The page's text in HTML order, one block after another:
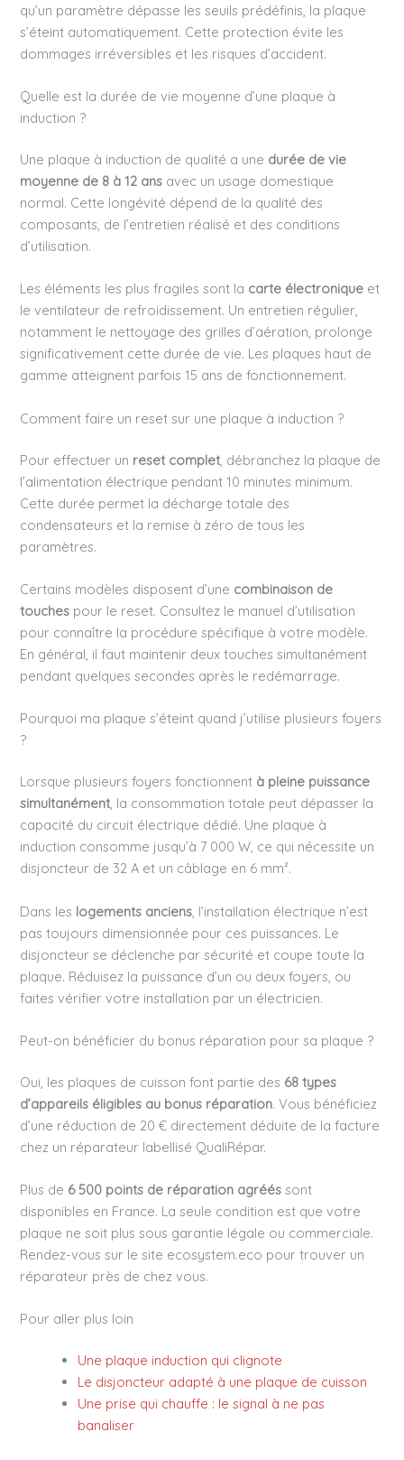
qu’un paramètre dépasse les seuils prédéfinis, la plaque
s’éteint automatiquement. Cette protection évite les
dommages irréversibles et les risques d’accident.
Quelle est la durée de vie moyenne d’une plaque à
induction ?
Une plaque à induction de qualité a une durée de vie
moyenne de 8 à 12 ans avec un usage domestique
normal. Cette longévité dépend de la qualité des
composants, de l’entretien réalisé et des conditions
d’utilisation.
Les éléments les plus fragiles sont la carte électronique et
le ventilateur de refroidissement. Un entretien régulier,
notamment le nettoyage des grilles d’aération, prolonge
significativement cette durée de vie. Les plaques haut de
gamme atteignent parfois 15 ans de fonctionnement.
Comment faire un reset sur une plaque à induction ?
Pour effectuer un reset complet , débranchez la plaque de
l’alimentation électrique pendant 10 minutes minimum.
Cette durée permet la décharge totale des
condensateurs et la remise à zéro de tous les
paramètres.
Certains modèles disposent d’une combinaison de
touches pour le reset. Consultez le manuel d’utilisation
pour connaître la procédure spécifique à votre modèle.
En général, il faut maintenir deux touches simultanément
pendant quelques secondes après le redémarrage.
Pourquoi ma plaque s’éteint quand j’utilise plusieurs foyers
?
Lorsque plusieurs foyers fonctionnent à pleine puissance
simultanément, la consommation totale peut dépasser la
capacité du circuit électrique dédié. Une plaque à
induction consomme jusqu’à 7 000 W, ce qui nécessite un
disjoncteur de 32 A et un câblage en 6 mm².
Dans les logements anciens , l’installation électrique n’est
pas toujours dimensionnée pour ces puissances. Le
disjoncteur se déclenche par sécurité et coupe toute la
plaque. Réduisez la puissance d’un ou deux foyers, ou
faites vérifier votre installation par un électricien.
Peut-on bénéficier du bonus réparation pour sa plaque ?
Oui, les plaques de cuisson font partie des 68 types
d’appareils éligibles au bonus réparation. Vous bénéficiez
d’une réduction de 20 € directement déduite de la facture
chez un réparateur labellisé QualiRépar.
Plus de 6 500 points de réparation agréés sont
disponibles en France. La seule condition est que votre
plaque ne soit plus sous garantie légale ou commerciale.
Rendez-vous sur le site ecosystem.eco pour trouver un
réparateur près de chez vous.
Pour aller plus loin
Une plaque induction qui clignote
Le disjoncteur adapté à une plaque de cuisson
Une prise qui chauffe : le signal à ne pas
banaliser